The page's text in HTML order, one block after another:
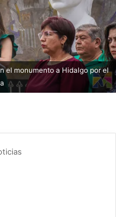
el monumento a Hidalgo por el